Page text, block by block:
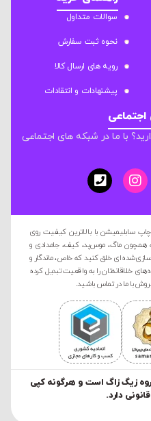
سوالات متداول
نحوه ثبت سفارش
رویه های ارسال کالا
پیشنهادات و انتقادات
با ما در شبکه های اجتماعی
سابلیمیشن با بالاترین کیفیت روی
ماگ، موس‌پد، کیف، جامدادی و
خلق کنید که خاص، ماندگار و
خلاقانه‌تان را به واقعیت تبدیل کرده
با ما در تماس باشید.
زیگ زاگ است و هرگونه کپی
دارد.